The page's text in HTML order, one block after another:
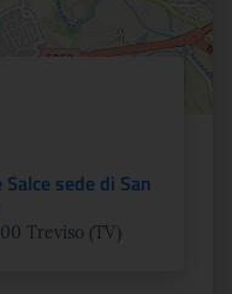
sede di San
Treviso (TV)